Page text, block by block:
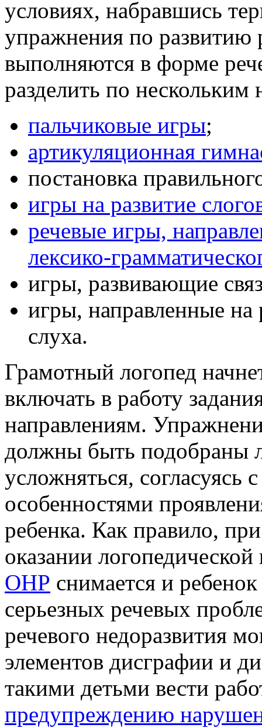
условиях, набравшись
упражнения по
выполняются в форме
разделить по нескольким
пальчиковые игры;
артикуляционная
постановка
игры на развитие
речевые игры,
лексико-
игры, развивающие
игры, направленные на
слуха.
Грамотный логопед
включать в работу
направлениям.
должны быть подобраны
усложняться,
особенностями
ребенка. Как правило,
оказании
ОНР снимается и
серьезных речевых
речевого недоразвития
элементов дисграфии и
такими детьми вести
предупреждению